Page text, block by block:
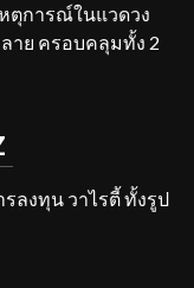
ตุการณ์ในแวดวง
าย ครอบคลุมทั้ง 2
ลงทุน วาไรตี้ ทั้งรูป